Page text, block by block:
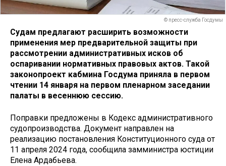
© пресс-служба Госдумы
Судам предлагают расширить возможности
применения мер предварительной защиты при
рассмотрении административных исков об
оспаривании нормативных правовых актов. Такой
законопроект кабмина Госдума приняла в первом
чтении 14 января на первом пленарном заседании
палаты в весеннюю сессию.
Поправки предложены в Кодекс административного
судопроизводства. Документ направлен на
реализацию постановления Конституционного суда от
11 апреля 2024 года, сообщила замминистра юстиции
Елена Ардабьева.